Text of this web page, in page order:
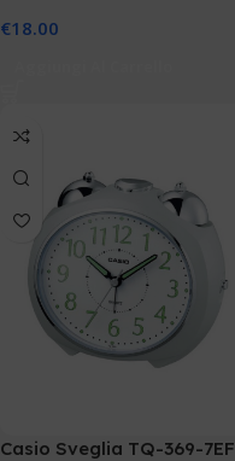
€18.00
Casio Sveglia TQ-369-7EF